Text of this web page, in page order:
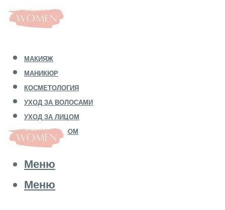
МАКИЯЖ
МАНИКЮР
КОСМЕТОЛОГИЯ
УХОД ЗА ВОЛОСАМИ
УХОД ЗА ЛИЦОМ
УХОД ЗА ТЕЛОМ
Меню
Меню